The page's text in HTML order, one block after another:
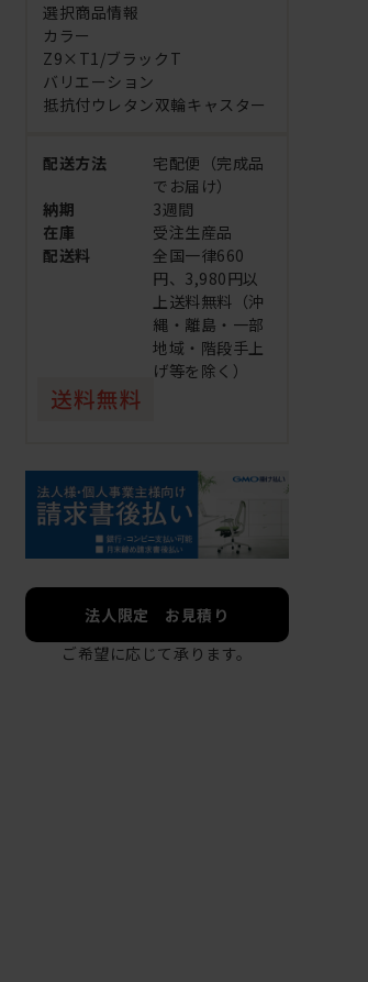
選択商品情報
カラー
Z9×T1/ブラックT
バリエーション
抵抗付ウレタン双輪キャスター
配送方法
宅配便（完成品
でお届け）
納期
3週間
在庫
受注生産品
配送料
全国一律660
円、3,980円以
上送料無料（沖
縄・離島・一部
地域・階段手上
げ等を除く）
法人限定 お見積り
ご希望に応じて承ります。